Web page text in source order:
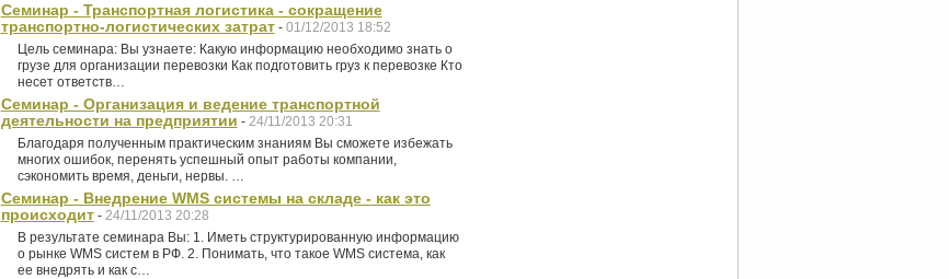
Семинар - Транспортная логистика - сокращение
транспортно-логистических затрат- 01/12/2013 18:52
Цель семинара: Вы узнаете: Какую информацию необходимо знать о
грузе для организации перевозки Как подготовить груз к перевозке Кто
несет ответств…
Семинар - Организация и ведение транспортной
деятельности на предприятии - 24/11/2013 20:31
Благодаря полученным практическим знаниям Вы сможете избежать
многих ошибок, перенять успешный опыт работы компании,
сэкономить время, деньги, нервы. …
Семинар - Внедрение WMS системы на складе - как это
происходит- 24/11/2013 20:28
В результате семинара Вы: 1. Иметь структурированную информацию
о рынке WMS систем в РФ. 2. Понимать, что такое WMS система, как
ее внедрять и как с…